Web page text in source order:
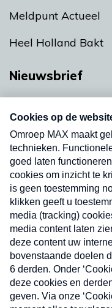
Meldpunt Actueel
Heel Holland Bakt
Nieuwsbrief
nieuwsbrief. Elke
uw mailbox.
Nieuwsbrief
Neem hier een